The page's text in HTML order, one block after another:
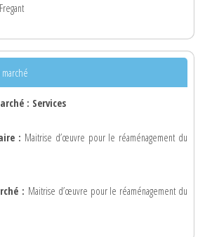
: Services
: Maitrise d’œuvre pour le réaménagement du
: Maitrise d’œuvre pour le réaménagement du